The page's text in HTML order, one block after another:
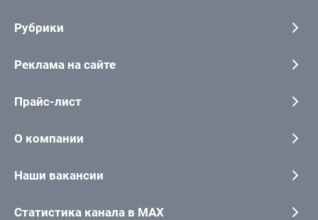
Рубрики
Реклама на сайте
Прайс-лист
О компании
Наши вакансии
Статистика канала в MAX